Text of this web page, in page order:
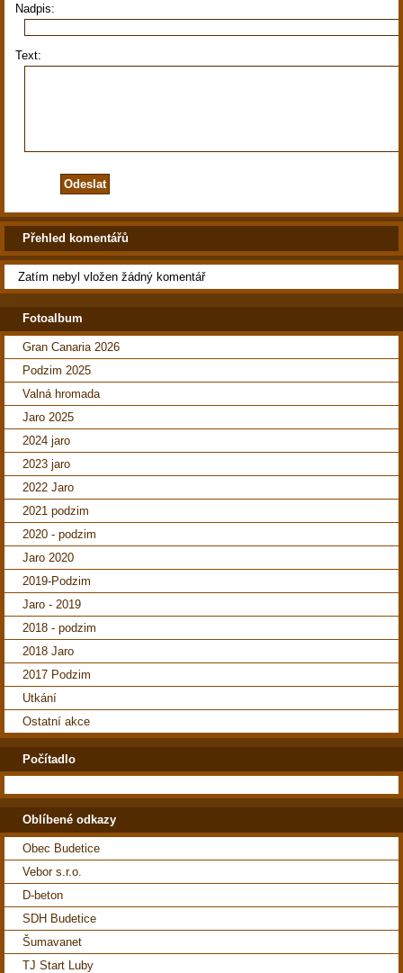
Nadpis:
Text:
Přehled komentářů
Zatím nebyl vložen žádný komentář
Fotoalbum
Gran Canaria 2026
Podzim 2025
Valná hromada
Jaro 2025
2024 jaro
2023 jaro
2022 Jaro
2021 podzim
2020 - podzim
Jaro 2020
2019-Podzim
Jaro - 2019
2018 - podzim
2018 Jaro
2017 Podzim
Utkání
Ostatní akce
Počítadlo
Oblíbené odkazy
Obec Budetice
Vebor s.r.o.
D-beton
SDH Budetice
Šumavanet
TJ Start Luby